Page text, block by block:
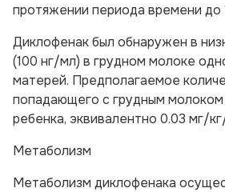
протяжении периода времени до
Диклофенак был обнаружен в
(100 нг/мл) в грудном молоке
матерей. Предполагаемое
попадающего с грудным молоком
ребенка, эквивалентно 0.03 мг/
Метаболизм
Метаболизм диклофенака